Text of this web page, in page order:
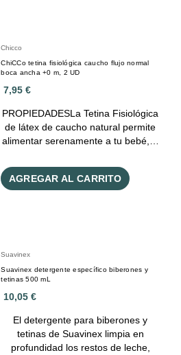
Chicco
ChiCCo tetina fisiológica caucho flujo normal
boca ancha +0 m, 2 UD
7,95 €
PROPIEDADESLa Tetina Fisiológica
de látex de caucho natural permite
alimentar serenamente a tu bebé,…
AGREGAR AL CARRITO
Suavinex
Suavinex detergente específico biberones y
tetinas 500 mL
10,05 €
El detergente para biberones y
tetinas de Suavinex limpia en
profundidad los restos de leche,